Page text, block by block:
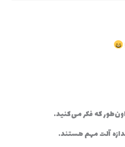
که فکر می‌کنید.